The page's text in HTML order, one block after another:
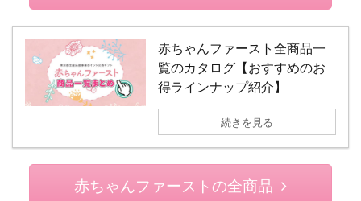
赤ちゃんファースト全商品一
覧のカタログ【おすすめのお
得ラインナップ紹介】
続きを見る
赤ちゃんファーストの全商品